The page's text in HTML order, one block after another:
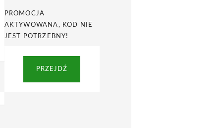
PROMOCJA
AKTYWOWANA, KOD NIE
JEST POTRZEBNY!
PRZEJDŹ